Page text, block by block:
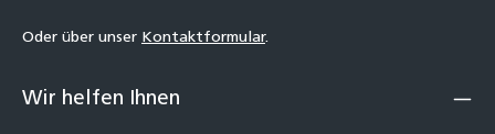
Oder über unser Kontaktformular.
Wir helfen Ihnen